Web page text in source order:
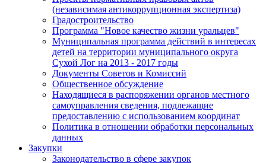
(независимая антикоррупционная экспертиза)
Градостроительство
Программа "Новое качество жизни уральцев"
Муниципальная программа действий в интересах
детей на территории муниципального округа
Сухой Лог на 2013 - 2017 годы
Документы Советов и Комиссий
Общественное обсуждение
Находящиеся в распоряжении органов местного
самоуправления сведения, подлежащие
предоставлению с использованием координат
Политика в отношении обработки персональных
данных
Закупки
Законодательство в сфере закупок